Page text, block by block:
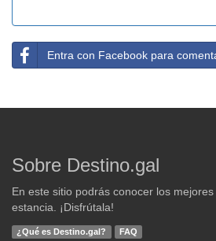
Entra con Facebook para
Sobre Destino.gal
En este sitio podrás conocer los
estancia. ¡Disfrútala!
¿Qué es Destino.gal? FAQ